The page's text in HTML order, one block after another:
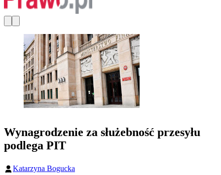
Wynagrodzenie za służebność przesyłu
podlega PIT
Katarzyna Bogucka